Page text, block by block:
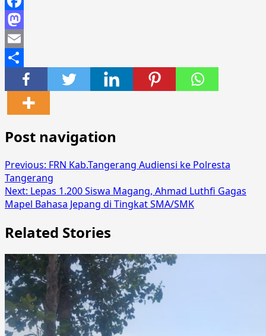
Facebook
Mastodon
Email
Share
Post navigation
Previous: FRN Kab.Tangerang Audiensi ke Polresta
Tangerang
Next: Lepas 1.200 Siswa Magang, Ahmad Luthfi Gagas
Mapel Bahasa Jepang di Tingkat SMA/SMK
Related Stories